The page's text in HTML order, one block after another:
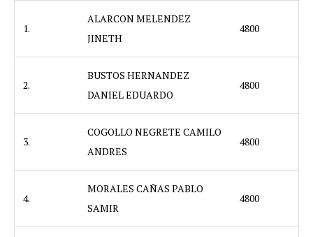
1.
ALARCON MELENDEZ
JINETH
4800
2.
BUSTOS HERNANDEZ
DANIEL EDUARDO
4800
3.
COGOLLO NEGRETE CAMILO
ANDRES
4800
4.
MORALES CAÑAS PABLO
SAMIR
4800